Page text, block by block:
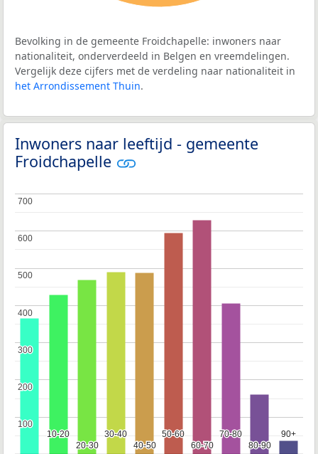
Bevolking in de gemeente Froidchapelle: inwoners naar
nationaliteit, onderverdeeld in Belgen en vreemdelingen.
Vergelijk deze cijfers met de verdeling naar nationaliteit in
het Arrondissement Thuin.
Inwoners naar leeftijd - gemeente
Froidchapelle
10-20
10-20
20-30
20-30
30-40
30-40
40-50
40-50
50-60
50-60
60-70
60-70
70-80
70-80
80-90
80-90
90+
90+
100
100
200
200
300
300
400
400
500
500
600
600
700
700